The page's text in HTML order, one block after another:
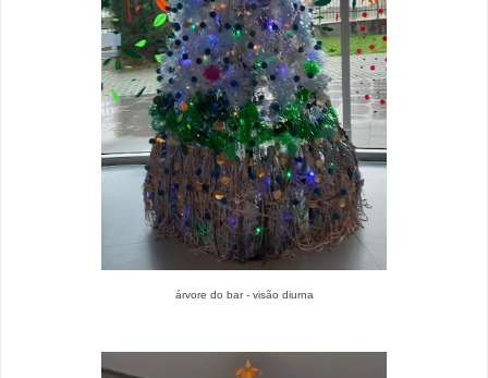
árvore do bar - visão diurna